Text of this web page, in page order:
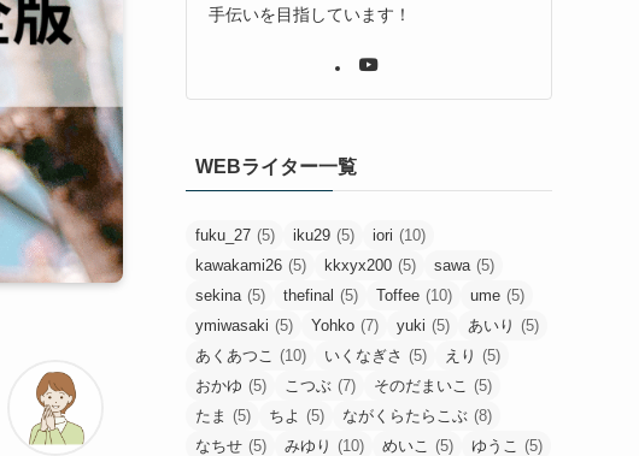
手伝いを目指しています！
WEBライター一覧
fuku_27 (5) iku29 (5) iori (10)
kawakami26 (5) kkxyx200 (5) sawa (5)
sekina (5) thefinal (5) Toffee (10) ume (5)
ymiwasaki (5) Yohko (7) yuki (5) あいり (5)
あくあつこ (10) いくなぎさ (5) えり (5)
おかゆ (5) こつぶ (7) そのだまいこ (5)
たま (5) ちよ (5) ながくらたらこぶ (8)
なちせ (5) みゆり (10) めいこ (5) ゆうこ (5)